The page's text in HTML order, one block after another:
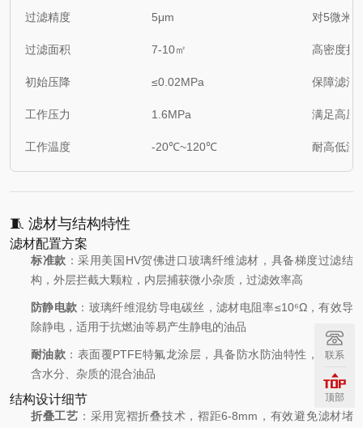
过滤精度 5μm 对5微米
过滤面积 7-10㎡ 高密度折
初始压降 ≤0.02MPa 保障滤油
工作压力 1.6MPa 满足高压
工作温度 -20℃~120℃ 耐高低温
🧵 滤材与结构特性
滤材配置方案
标准款 ：采用美国HV贺佛进口玻璃纤维滤材，具备梯度过滤结
构，外层拦截大颗粒，内层捕获微小杂质，过滤效率高
防静电款 ：玻璃纤维混纺导电碳丝，滤材电阻率≤10⁶Ω，有效导
除静电，适用于抗燃油等易产生静电的油品
耐油款 ：表面覆PTFE特氟龙涂层，具备防水防油特性，可过滤
含水分、杂质的混合油品
结构设计细节
折叠工艺 ：采用宽褶折叠技术，褶距6-8mm，有效避免滤材堵
联系
顶部